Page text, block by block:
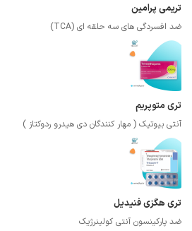
تریمی پرامین
ضد افسردگی های سه حلقه ای (TCA)
تری متوپریم
آنتی بیوتیک ( مهار کنندگان دی هیدرو ردوکتاز )
تری هگزی فنیدیل
ضد پارکینسون آنتی کولینرژیک